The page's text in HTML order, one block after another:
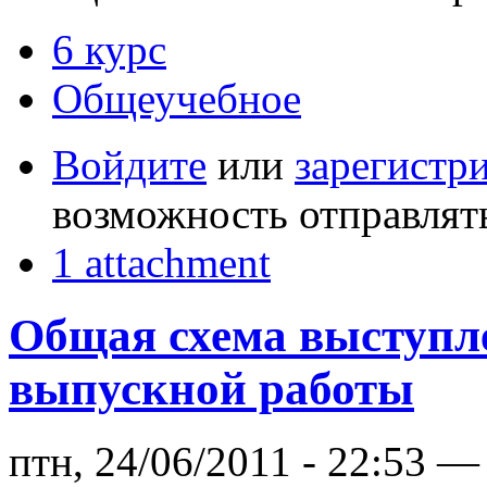
6 курс
Общеучебное
Войдите или
возможность
1 attachment
Общая схема
выпускной работы
птн, 24/06/2011 - 22:53